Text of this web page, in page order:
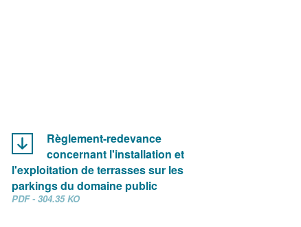
Règlement-redevance
concernant l'installation et
l'exploitation de terrasses sur les
parkings du domaine public
PDF - 304.35 KO